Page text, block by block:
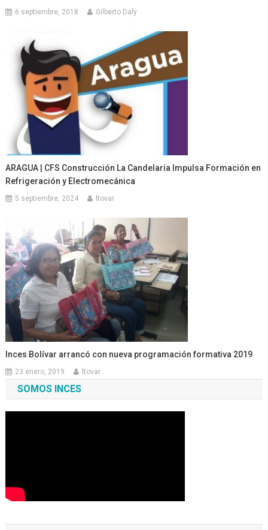
6 septiembre, 2018 Gilberto Daly
ARAGUA | CFS Construcción La Candelaria Impulsa Formación en
Refrigeración y Electromecánica
5 septiembre, 2024 ltovar
Inces Bolívar arrancó con nueva programación formativa 2019
23 enero, 2019 ltovar
SOMOS INCES